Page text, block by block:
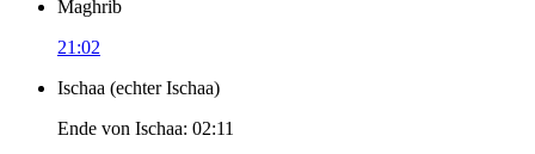
Maghrib
21:02
Ischaa (echter Ischaa)
Ende von Ischaa: 02:11